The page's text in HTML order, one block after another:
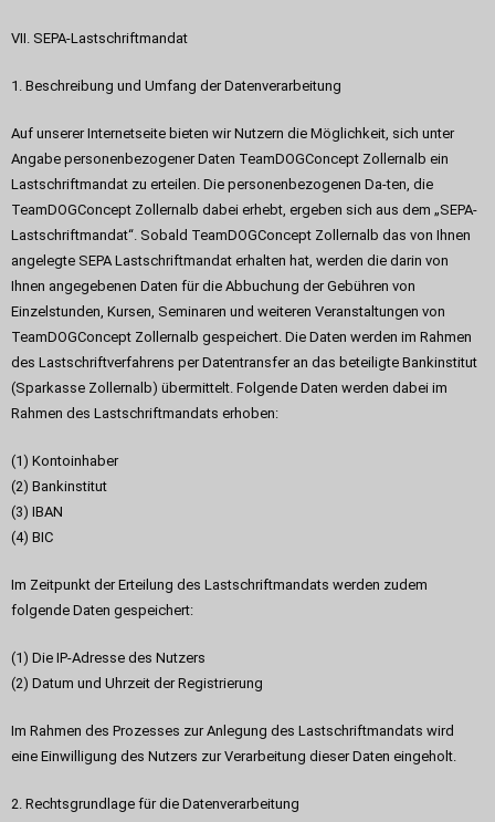
VII. SEPA-Lastschriftmandat
1. Beschreibung und Umfang der Datenverarbeitung
Auf unserer Internetseite bieten wir Nutzern die Möglichkeit, sich unter
Angabe personenbezogener Daten TeamDOGConcept Zollernalb ein
Lastschriftmandat zu erteilen. Die personenbezogenen Da-ten, die
TeamDOGConcept Zollernalb dabei erhebt, ergeben sich aus dem „SEPA-
Lastschriftmandat“. Sobald TeamDOGConcept Zollernalb das von Ihnen
angelegte SEPA Lastschriftmandat erhalten hat, werden die darin von
Ihnen angegebenen Daten für die Abbuchung der Gebühren von
Einzelstunden, Kursen, Seminaren und weiteren Veranstaltungen von
TeamDOGConcept Zollernalb gespeichert. Die Daten werden im Rahmen
des Lastschriftverfahrens per Datentransfer an das beteiligte Bankinstitut
(Sparkasse Zollernalb) übermittelt. Folgende Daten werden dabei im
Rahmen des Lastschriftmandats erhoben:
(1) Kontoinhaber
(2) Bankinstitut
(3) IBAN
(4) BIC
Im Zeitpunkt der Erteilung des Lastschriftmandats werden zudem
folgende Daten gespeichert:
(1) Die IP-Adresse des Nutzers
(2) Datum und Uhrzeit der Registrierung
Im Rahmen des Prozesses zur Anlegung des Lastschriftmandats wird
eine Einwilligung des Nutzers zur Verarbeitung dieser Daten eingeholt.
2. Rechtsgrundlage für die Datenverarbeitung